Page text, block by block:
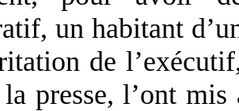
un habitant
de
la presse, l’ont